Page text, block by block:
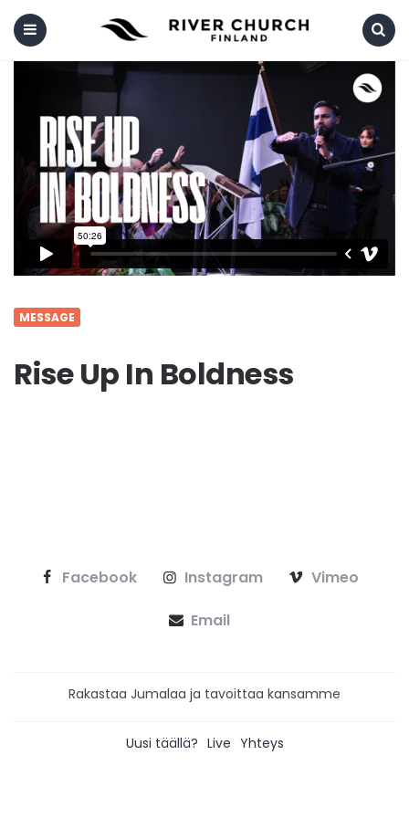
Menu Search
MESSAGE
Rise Up In Boldness
Facebook Instagram Vimeo
Email
Rakastaa Jumalaa ja tavoittaa kansamme
Uusi täällä? Live Yhteys